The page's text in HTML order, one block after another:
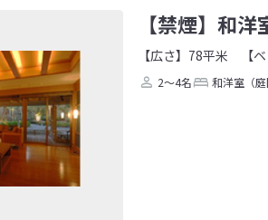
【禁煙】和
【広さ】78平米 【
2～4名 和洋室（庭